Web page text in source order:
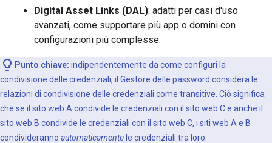
Digital Asset Links (DAL): adatti per casi d'uso
avanzati, come supportare più app o domini con
configurazioni più complesse.
Punto chiave: indipendentemente da come configuri la
condivisione delle credenziali, il Gestore delle password considera le
relazioni di condivisione delle credenziali come transitive. Ciò significa
che se il sito web A condivide le credenziali con il sito web C e anche il
sito web B condivide le credenziali con il sito web C, i siti web A e B
condivideranno automaticamente le credenziali tra loro.